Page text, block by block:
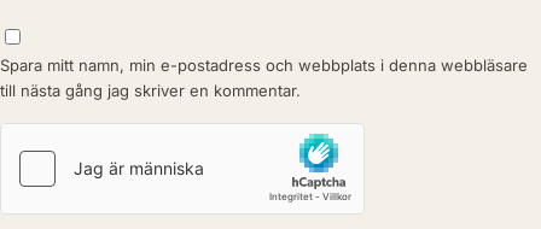
Spara mitt namn, min e-postadress och webbplats i denna webbläsare
till nästa gång jag skriver en kommentar.